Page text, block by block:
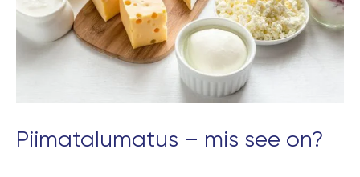
Piimatalumatus – mis see on?